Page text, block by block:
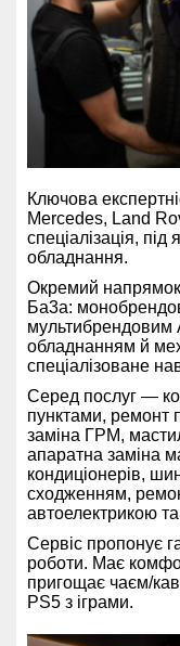
Ключова
Mercedes, Land
спеціалізація,
обладнання.
Окремий
Ба3а:
мультибрендовим
обладнанням й
спеціалізоване
Серед послуг —
пунктами, ремонт
заміна ГРМ,
апаратна заміна
кондиціонерів,
сходженням,
автоелектрикою
Сервіс пропонує
роботи. Має
пригощає чаєм/
PS5 з іграми.